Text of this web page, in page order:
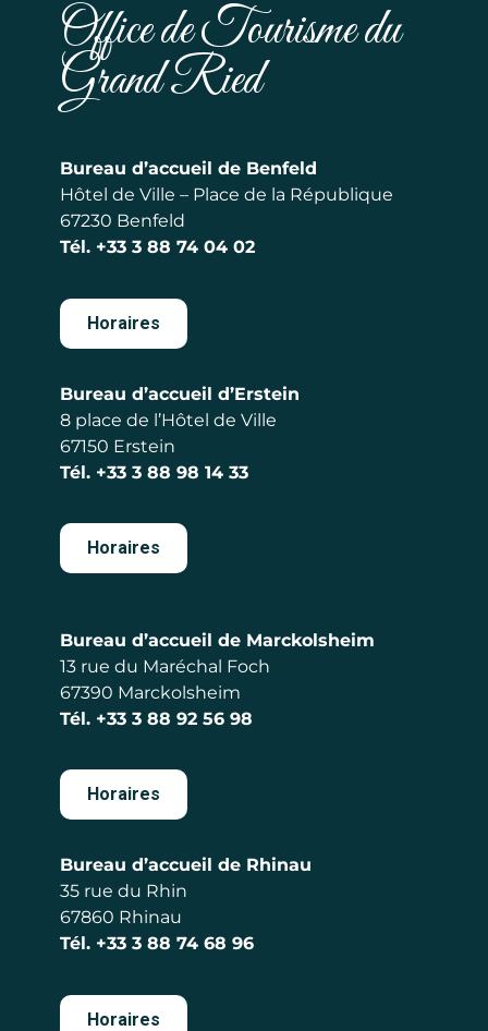
Office de Tourisme du
Grand Ried
Bureau d’accueil de Benfeld
Hôtel de Ville – Place de la République
67230 Benfeld
Tél. +33 3 88 74 04 02
Horaires
Bureau d’accueil d’Erstein
8 place de l’Hôtel de Ville
67150 Erstein
Tél. +33 3 88 98 14 33
Horaires
Bureau d’accueil de Marckolsheim
13 rue du Maréchal Foch
67390 Marckolsheim
Tél. +33 3 88 92 56 98
Horaires
Bureau d’accueil de Rhinau
35 rue du Rhin
67860 Rhinau
Tél. +33 3 88 74 68 96
Horaires